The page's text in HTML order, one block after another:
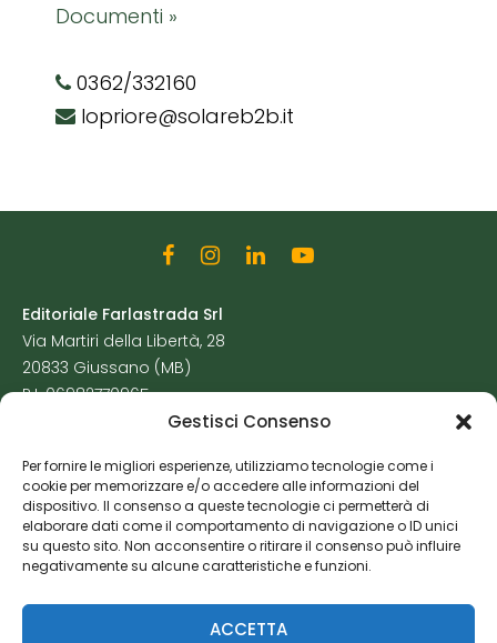
Gestisci Consenso
Per fornire le migliori esperienze, utilizziamo tecnologie come i
cookie per memorizzare e/o accedere alle informazioni del
dispositivo. Il consenso a queste tecnologie ci permetterà di
elaborare dati come il comportamento di navigazione o ID unici
su questo sito. Non acconsentire o ritirare il consenso può influire
negativamente su alcune caratteristiche e funzioni.
ACCETTA
Documenti »
0362/332160
lopriore@solareb2b.it
Editoriale Farlastrada Srl
Via Martiri della Libertà, 28
20833 Giussano (MB)
P.I. 06982770965
Cookie Policy
Risorse Aggiuntive